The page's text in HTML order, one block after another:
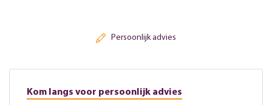
Persoonlijk advies
Kom langs voor persoonlijk advies